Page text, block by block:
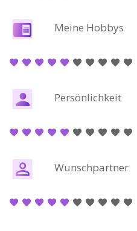
Meine Hobbys
Persönlichkeit
Wunschpartner